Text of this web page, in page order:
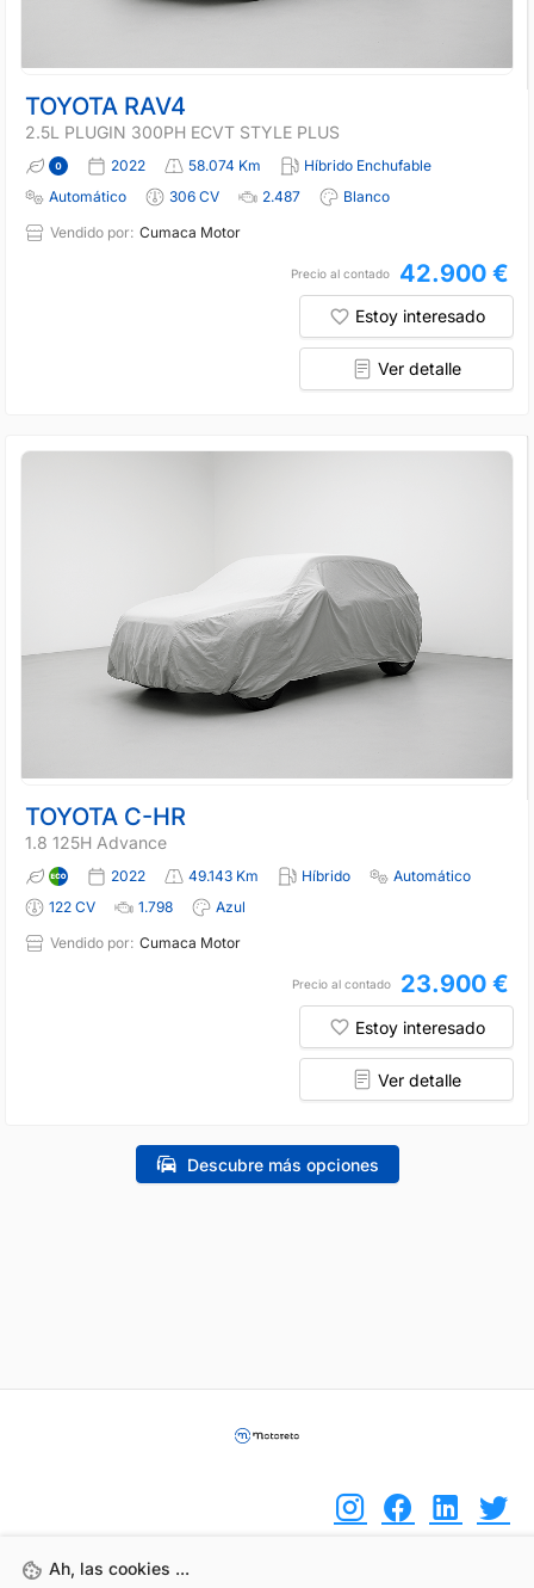
TOYOTA RAV4
2.5L PLUGIN 300PH ECVT STYLE PLUS
2022 58.074 Km
Híbrido Enchufable
Automático
306 CV 2.487
Blanco
Vendido por: Cumaca Motor
Precio al contado 42.900 €
Estoy interesado
Ver detalle
TOYOTA C-HR
1.8 125H Advance
2022 49.143 Km Híbrido
Automático
122 CV
1.798
Azul
Vendido por: Cumaca Motor
Precio al contado 23.900 €
Estoy interesado
Ver detalle
Descubre más opciones
Ah, las cookies ...